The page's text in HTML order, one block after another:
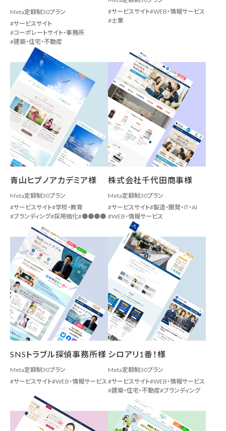
Meta定額制30プラン
サービスサイト
コーポレートサイト・事務所
建築・住宅・不動産
サービスサイト WEB・情報サービス
士業
青山ヒプノアカデミア様
Meta定額制30プラン
サービスサイト 学校・教育
ブランディング 採用強化 ●●●●
株式会社千代田商事様
Meta定額制30プラン
サービスサイト 製造・開発・IT・AI
WEB・情報サービス
SNSトラブル探偵事務所様
Meta定額制30プラン
サービスサイト WEB・情報サービス
シロアリ1番！様
Meta定額制30プラン
サービスサイト WEB・情報サービス
建築・住宅・不動産 ブランディング